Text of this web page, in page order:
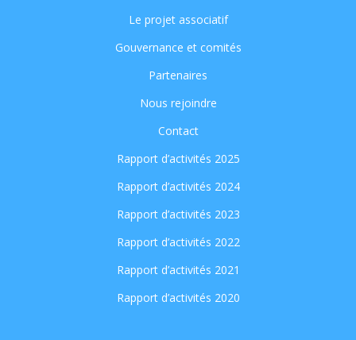
Le projet associatif
Gouvernance et comités
Partenaires
Nous rejoindre
Contact
Rapport d’activités 2025
Rapport d’activités 2024
Rapport d’activités 2023
Rapport d’activités 2022
Rapport d’activités 2021
Rapport d’activités 2020